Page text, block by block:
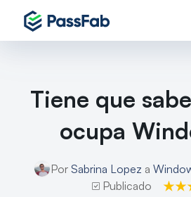
Tiene que
ocupa
Por Sabrina Lopez a
Publicado